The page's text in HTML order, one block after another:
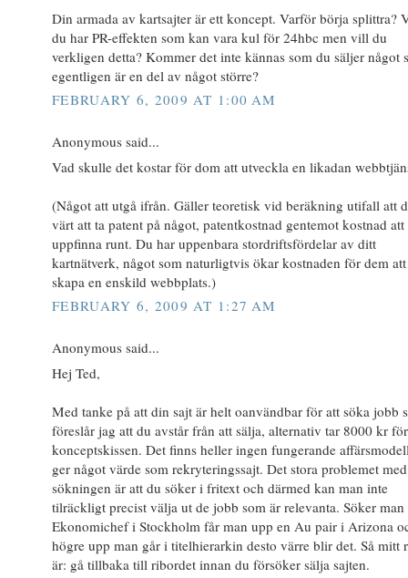
Din armada av kartsajter är ett koncept. Varför börja splittra?
du har PR-effekten som kan vara kul för 24hbc men vill du
verkligen detta? Kommer det inte kännas som du säljer något
egentligen är en del av något större?
FEBRUARY 6, 2009 AT 1:00 AM
Anonymous said...
Vad skulle det kostar för dom att utveckla en likadan
(Något att utgå ifrån. Gäller teoretisk vid beräkning utifall att
värt att ta patent på något, patentkostnad gentemot kostnad att
uppfinna runt. Du har uppenbara stordriftsfördelar av ditt
kartnätverk, något som naturligtvis ökar kostnaden för dem att
skapa en enskild webbplats.)
FEBRUARY 6, 2009 AT 1:27 AM
Anonymous said...
Hej Ted,
Med tanke på att din sajt är helt oanvändbar för att söka jobb
föreslår jag att du avstår från att sälja, alternativ tar 8000 kr för
konceptskissen. Det finns heller ingen fungerande
ger något värde som rekryteringssajt. Det stora problemet med
sökningen är att du söker i fritext och därmed kan man inte
tilräckligt precist välja ut de jobb som är relevanta. Söker man
Ekonomichef i Stockholm får man upp en Au pair i Arizona
högre upp man går i titelhierarkin desto värre blir det. Så mitt
är: gå tillbaka till ribordet innan du försöker sälja sajten.